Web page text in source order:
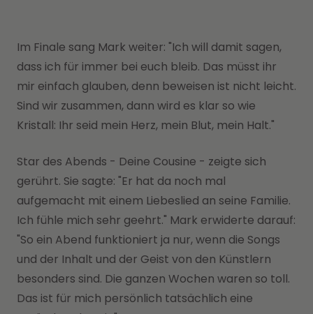
Im Finale sang Mark weiter: "Ich will damit sagen,
dass ich für immer bei euch bleib. Das müsst ihr
mir einfach glauben, denn beweisen ist nicht leicht.
Sind wir zusammen, dann wird es klar so wie
Kristall: Ihr seid mein Herz, mein Blut, mein Halt."
Star des Abends - Deine Cousine - zeigte sich
gerührt. Sie sagte: "Er hat da noch mal
aufgemacht mit einem Liebeslied an seine Familie.
Ich fühle mich sehr geehrt." Mark erwiderte darauf:
"So ein Abend funktioniert ja nur, wenn die Songs
und der Inhalt und der Geist von den Künstlern
besonders sind. Die ganzen Wochen waren so toll.
Das ist für mich persönlich tatsächlich eine